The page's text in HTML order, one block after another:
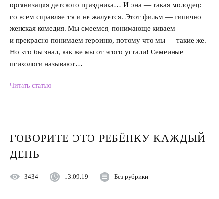
организация детского праздника… И она — такая молодец:
со всем справляется и не жалуется. Этот фильм — типично
женская комедия. Мы смеемся, понимающе киваем
и прекрасно понимаем героиню, потому что мы — такие же.
Но кто бы знал, как же мы от этого устали! Семейные
психологи называют…
Читать статью
ГОВОРИТЕ ЭТО РЕБЁНКУ КАЖДЫЙ
ДЕНЬ
3434 13.09.19 Без рубрики